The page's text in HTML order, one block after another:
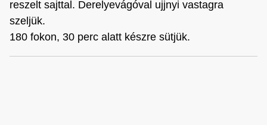
reszelt sajttal. Derelyevágóval ujjnyi vastagra
szeljük.
180 fokon, 30 perc alatt készre sütjük.